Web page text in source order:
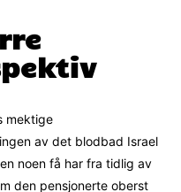
mektige
av det blodbad Israel
noen få har fra tidlig av
den pensjonerte oberst